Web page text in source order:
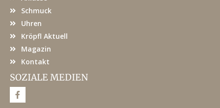
Schmuck
Uhren
Kröpfl Aktuell
Magazin
Kontakt
SOZIALE MEDIEN
F
a